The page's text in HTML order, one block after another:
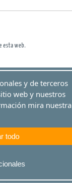
esta web.
y de terceros
web y nuestros
mira nuestra
todo